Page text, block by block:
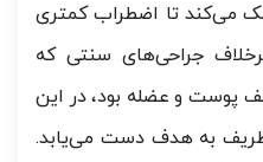
می‌کند تا اضطراب کمتری
جراحی‌های سنتی که
پوست و عضله بود، در این
ظریف به هدف دست می‌یابد.